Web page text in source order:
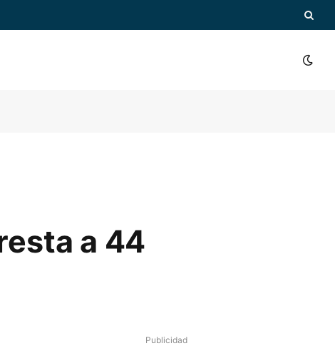
a 44
Publicidad